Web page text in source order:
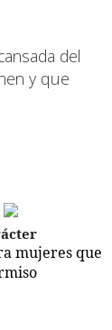
del
y que
mujeres que